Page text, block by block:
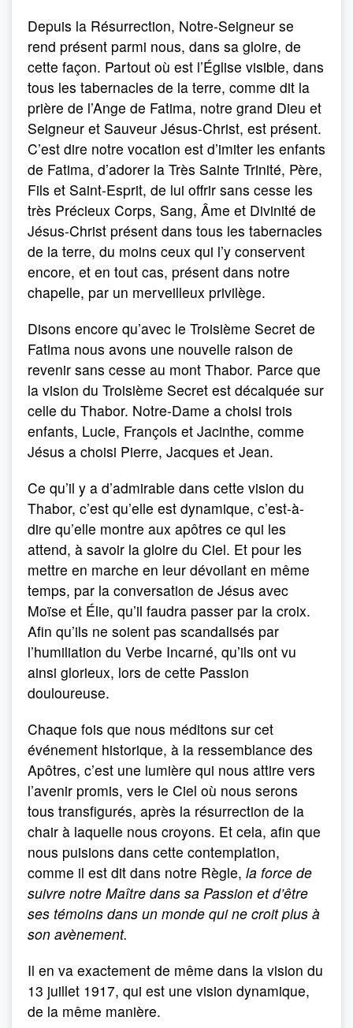
Depuis la Résurrection, Notre-Seigneur se
rend présent parmi nous, dans sa gloire, de
cette façon. Partout où est l’Église visible, dans
tous les tabernacles de la terre, comme dit la
prière de l’Ange de Fatima, notre grand Dieu et
Seigneur et Sauveur Jésus-Christ, est présent.
C’est dire notre vocation est d’imiter les enfants
de Fatima, d’adorer la Très Sainte Trinité, Père,
Fils et Saint-Esprit, de lui offrir sans cesse les
très Précieux Corps, Sang, Âme et Divinité de
Jésus-Christ présent dans tous les tabernacles
de la terre, du moins ceux qui l’y conservent
encore, et en tout cas, présent dans notre
chapelle, par un merveilleux privilège.
Disons encore qu’avec le Troisième Secret de
Fatima nous avons une nouvelle raison de
revenir sans cesse au mont Thabor. Parce que
la vision du Troisième Secret est décalquée sur
celle du Thabor. Notre-Dame a choisi trois
enfants, Lucie, François et Jacinthe, comme
Jésus a choisi Pierre, Jacques et Jean.
Ce qu’il y a d’admirable dans cette vision du
Thabor, c’est qu’elle est dynamique, c’est-à-
dire qu’elle montre aux apôtres ce qui les
attend, à savoir la gloire du Ciel. Et pour les
mettre en marche en leur dévoilant en même
temps, par la conversation de Jésus avec
Moïse et Élie, qu’il faudra passer par la croix.
Afin qu’ils ne soient pas scandalisés par
l’humiliation du Verbe Incarné, qu’ils ont vu
ainsi glorieux, lors de cette Passion
douloureuse.
Chaque fois que nous méditons sur cet
événement historique, à la ressemblance des
Apôtres, c’est une lumière qui nous attire vers
l’avenir promis, vers le Ciel où nous serons
tous transfigurés, après la résurrection de la
chair à laquelle nous croyons. Et cela, afin que
nous puisions dans cette contemplation,
comme il est dit dans notre Règle, la force de
suivre notre Maître dans sa Passion et d’être
ses témoins dans un monde qui ne croit plus à
son avènement.
Il en va exactement de même dans la vision du
13 juillet 1917, qui est une vision dynamique,
de la même manière.